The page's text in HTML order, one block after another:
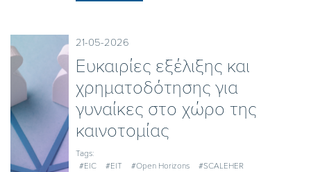
21-05-2026
Ευκαιρίες εξέλιξης και
χρηματοδότησης για
γυναίκες στο χώρο της
καινοτομίας
Tags:
#EIC
#EIT #Open Horizons
#SCALEHER